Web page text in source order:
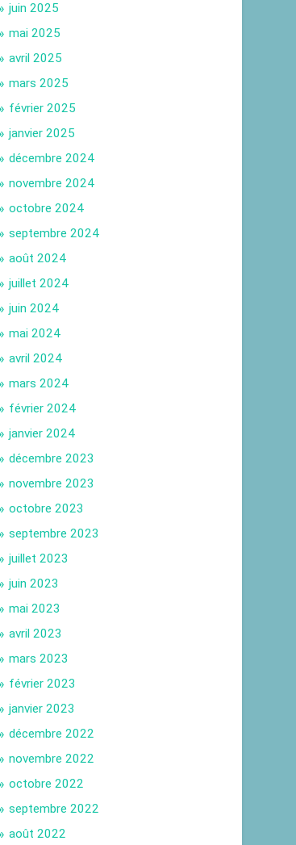
juin 2025
mai 2025
avril 2025
mars 2025
février 2025
janvier 2025
décembre 2024
novembre 2024
octobre 2024
septembre 2024
août 2024
juillet 2024
juin 2024
mai 2024
avril 2024
mars 2024
février 2024
janvier 2024
décembre 2023
novembre 2023
octobre 2023
septembre 2023
juillet 2023
juin 2023
mai 2023
avril 2023
mars 2023
février 2023
janvier 2023
décembre 2022
novembre 2022
octobre 2022
septembre 2022
août 2022